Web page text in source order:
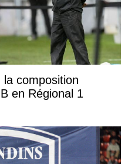
composition
en Régional 1